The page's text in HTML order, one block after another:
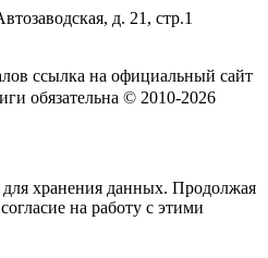
д. 21, стр.1
ссылка на официальный сайт
обязательна © 2010-2026
для хранения данных. Продолжая
на работу с этими